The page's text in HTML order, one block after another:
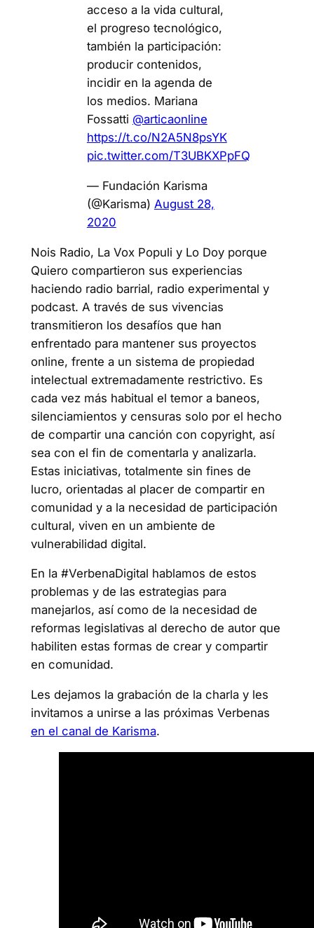
acceso a la vida cultural,
el progreso tecnológico,
también la participación:
producir contenidos,
incidir en la agenda de
los medios. Mariana
Fossatti @articaonline
https://t.co/N2A5N8psYK
pic.twitter.com/T3UBKXPpFQ
— Fundación Karisma
(@Karisma) August 28,
2020
Nois Radio, La Vox Populi y Lo Doy porque
Quiero compartieron sus experiencias
haciendo radio barrial, radio experimental y
podcast. A través de sus vivencias
transmitieron los desafíos que han
enfrentado para mantener sus proyectos
online, frente a un sistema de propiedad
intelectual extremadamente restrictivo. Es
cada vez más habitual el temor a baneos,
silenciamientos y censuras solo por el hecho
de compartir una canción con copyright, así
sea con el fin de comentarla y analizarla.
Estas iniciativas, totalmente sin fines de
lucro, orientadas al placer de compartir en
comunidad y a la necesidad de participación
cultural, viven en un ambiente de
vulnerabilidad digital.
En la #VerbenaDigital hablamos de estos
problemas y de las estrategias para
manejarlos, así como de la necesidad de
reformas legislativas al derecho de autor que
habiliten estas formas de crear y compartir
en comunidad.
Les dejamos la grabación de la charla y les
invitamos a unirse a las próximas Verbenas
en el canal de Karisma.